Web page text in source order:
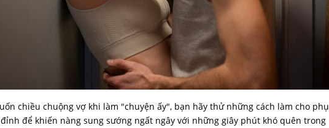
chiều chuộng vợ khi làm "chuyện ấy", bạn hãy thử những cách làm cho phụ
để khiến nàng sung sướng ngất ngây với những giây phút khó quên trong